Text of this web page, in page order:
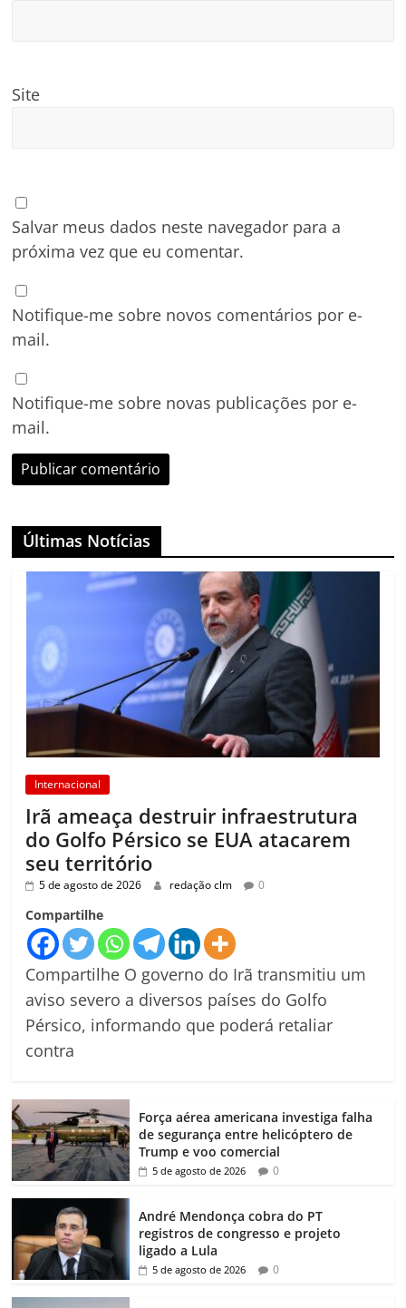
Site
Salvar meus dados neste navegador para a
próxima vez que eu comentar.
Notifique-me sobre novos comentários por e-
mail.
Notifique-me sobre novas publicações por e-
mail.
Últimas Notícias
Internacional
Irã ameaça destruir infraestrutura
do Golfo Pérsico se EUA atacarem
seu território
5 de agosto de 2026 redação clm 0
Compartilhe
Compartilhe O governo do Irã transmitiu um
aviso severo a diversos países do Golfo
Pérsico, informando que poderá retaliar
contra
Força aérea americana investiga falha
de segurança entre helicóptero de
Trump e voo comercial
5 de agosto de 2026 0
André Mendonça cobra do PT
registros de congresso e projeto
ligado a Lula
5 de agosto de 2026 0